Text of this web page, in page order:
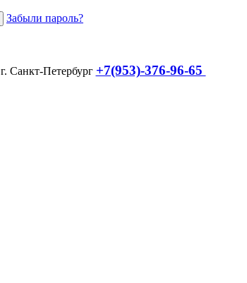
Забыли пароль?
г. Санкт-Петербург +7(953)-376-96-65